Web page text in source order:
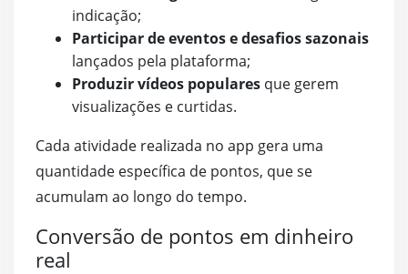
indicação;
Participar de eventos e desafios sazonais
lançados pela plataforma;
Produzir vídeos populares que gerem
visualizações e curtidas.
Cada atividade realizada no app gera uma
quantidade específica de pontos, que se
acumulam ao longo do tempo.
Conversão de pontos em dinheiro
real